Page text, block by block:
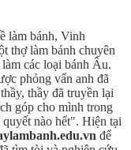
làm bánh, Vinh
thợ làm bánh chuyên
các loại bánh Âu.
phỏng vấn anh đã
thầy đã truyền lại
góp cho mình trong
nào hết". Hiện tại
để